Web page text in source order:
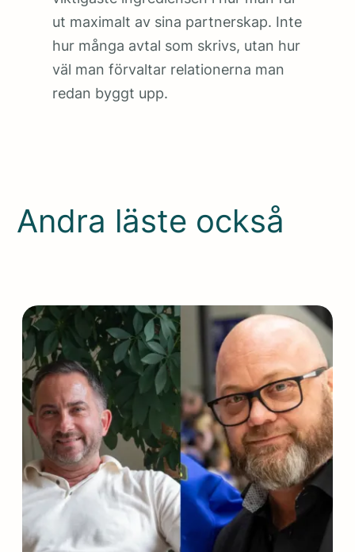
ut maximalt av sina partnerskap. Inte
hur många avtal som skrivs, utan hur
väl man förvaltar relationerna man
redan byggt upp.
Andra läste också